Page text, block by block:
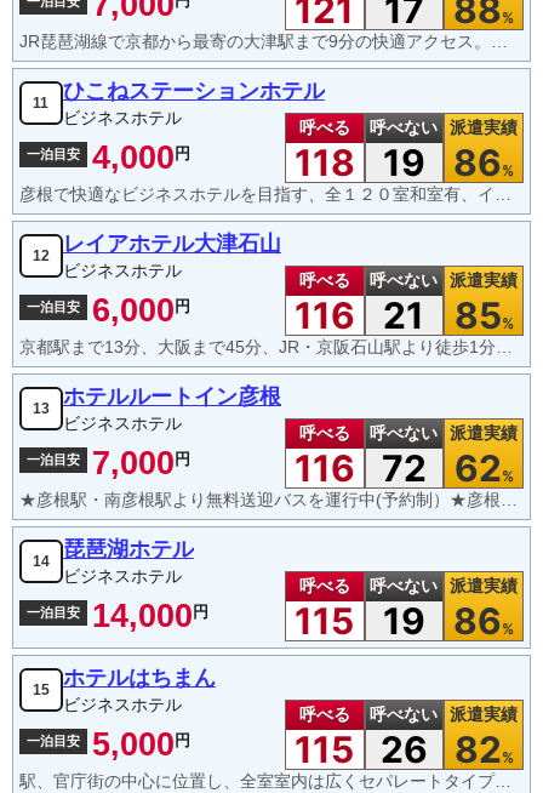
121 17 88%
JR琵琶湖線で京都から最寄の大津駅まで9分の快適アクセス。大津駅南口改札直結。ゆったりとした客室とホテルレストランの朝食バイキングが自慢です。
11 ひこねステーションホテル
ビジネスホテル
一泊目安 4,000円
呼べる
118
呼べない
19
派遣実績
86%
彦根で快適なビジネスホテルを目指す、全１２０室和室有、インターネット接続ＯＫ（無線LAN）
12 レイアホテル大津石山
ビジネスホテル
一泊目安 6,000円
呼べる
116
呼べない
21
派遣実績
85%
京都駅まで13分、大阪まで45分、JR・京阪石山駅より徒歩1分、国道沿いでどこに行くにも便利。
13 ホテルルートイン彦根
ビジネスホテル
一泊目安 7,000円
呼べる
116
呼べない
72
派遣実績
62%
★彦根駅・南彦根駅より無料送迎バスを運行中(予約制）★彦根ＩＣ近く★全室LAN接続無料。大浴場有り。
14 琵琶湖ホテル
ビジネスホテル
一泊目安 14,000円
呼べる
115
呼べない
19
派遣実績
86%
15 ホテルはちまん
ビジネスホテル
一泊目安 5,000円
呼べる
115
呼べない
26
派遣実績
82%
駅、官庁街の中心に位置し、全室室内は広くセパレートタイプの浴室、ウォシュレット付トイレ 朝食サービス